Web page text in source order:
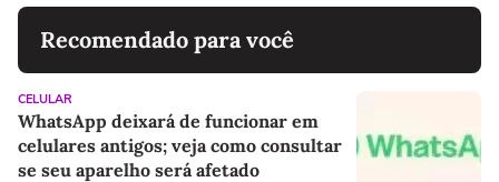
Recomendado para você
CELULAR
WhatsApp deixará de funcionar em
celulares antigos; veja como consultar
se seu aparelho será afetado